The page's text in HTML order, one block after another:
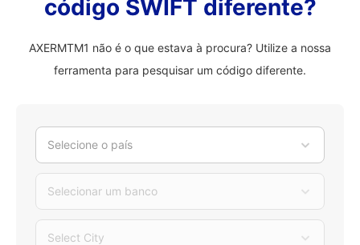
código SWIFT diferente?
AXERMTM1 não é o que estava à procura? Utilize a nossa
ferramenta para pesquisar um código diferente.
Selecione o país
Selecionar um banco
Select City